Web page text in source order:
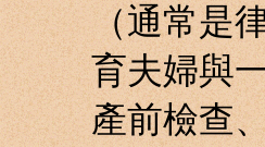
（通常是
育夫婦與
產前檢查